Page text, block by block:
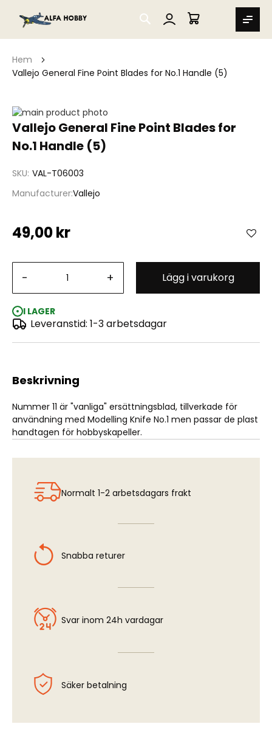
SEARCH
MIN VARUKORG
Hem
Vallejo General Fine Point Blades for No.1 Handle (5)
Vallejo General Fine Point Blades for
No.1 Handle (5)
SKU VAL-T06003
ManufacturerVallejo
49,00 kr
- + Lägg i varukorg
I LAGER
Leveranstid: 1-3 arbetsdagar
Hoppa
till
av
Vallejo General Fine Point Blades for No.1 Handle (5)
Hoppa
början
bildgalleriet
Beskrivning
Nummer 11 är "vanliga" ersättningsblad, tillverkade för
användning med Modelling Knife No.1 men passar de plast
handtagen för hobbyskapeller.
Normalt 1-2 arbetsdagars frakt
Snabba returer
Svar inom 24h vardagar
Säker betalning